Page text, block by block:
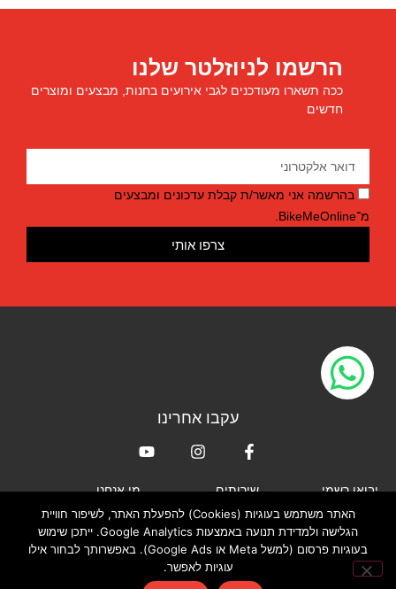
הרשמו לניוזלטר שלנו
ככה תשארו מעודכנים לגבי אירועים בחנות, מבצעים ומוצרים
חדשים
בהרשמה אני מאשר/ת קבלת עדכונים ומבצעים
מ־BikeMeOnline.
צרפו אותי
עקבו אחרינו
יבואן רשמי
XLAB
TRIRIG
HED
CERAMICSPEED
שירותים
חנות האונליין
החנות וסדנת הטיפולים
שלנו
מי אנחנו
אודות
צור קשר
מדיניות פרטיות
האתר משתמש בעוגיות (Cookies) להפעלת האתר, לשיפור חוויית
הגלישה ולמדידת תנועה באמצעות Google Analytics. ייתכן שימוש
בעוגיות פרסום (למשל Meta או Google Ads). באפשרותך לבחור אילו
עוגיות לאפשר.